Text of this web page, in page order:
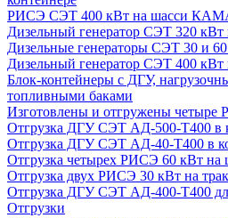
РИСЭ СЭТ 400 кВт на шасси
Дизельный генератор СЭТ 320 кВт
Дизельные генераторы СЭТ 30 и
Дизельный генератор СЭТ 400 кВт
Блок-контейнеры с ДГУ,
топливными баками
Изготовлены и отгружены
Отгрузка ДГУ СЭТ АД-500-Т400 в
Отгрузка ДГУ СЭТ АД-40-Т400 в
Отгрузка четырех РИСЭ 60 кВт на
Отгрузка двух РИСЭ 30 кВт на
Отгрузка ДГУ СЭТ АД-400-Т400
Отгрузки